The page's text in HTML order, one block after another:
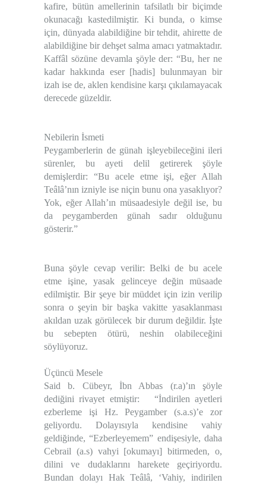
kafire, bütün amellerinin tafsilatlı bir biçimde
okunacağı kastedilmiştir. Ki bunda, o kimse
için, dünyada alabildiğine bir tehdit, ahirette de
alabildiğine bir dehşet salma amacı yatmaktadır.
Kaffâl sözüne devamla şöyle der: “Bu, her ne
kadar hakkında eser [hadis] bulunmayan bir
izah ise de, aklen kendisine karşı çıkılamayacak
derecede güzeldir.
Nebilerin İsmeti
Peygamberlerin de günah işleyebileceğini ileri
sürenler, bu ayeti delil getirerek şöyle
demişlerdir: “Bu acele etme işi, eğer Allah
Teâlâ’nın izniyle ise niçin bunu ona yasaklıyor?
Yok, eğer Allah’ın müsaadesiyle değil ise, bu
da peygamberden günah sadır olduğunu
gösterir.”
Buna şöyle cevap verilir: Belki de bu acele
etme işine, yasak gelinceye değin müsaade
edilmiştir. Bir şeye bir müddet için izin verilip
sonra o şeyin bir başka vakitte yasaklanması
akıldan uzak görülecek bir durum değildir. İşte
bu sebepten ötürü, neshin olabileceğini
söylüyoruz.
Üçüncü Mesele
Said b. Cübeyr, İbn Abbas (r.a)’ın şöyle
dediğini rivayet etmiştir: “İndirilen ayetleri
ezberleme işi Hz. Peygamber (s.a.s)’e zor
geliyordu. Dolayısıyla kendisine vahiy
geldiğinde, “Ezberleyemem” endişesiyle, daha
Cebrail (a.s) vahyi [okumayı] bitirmeden, o,
dilini ve dudaklarını harekete geçiriyordu.
Bundan dolayı Hak Teâlâ, ‘Vahiy, indirilen